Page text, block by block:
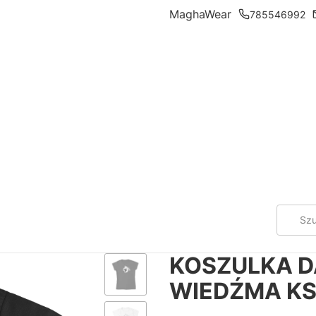
MaghaWear 785546992
KOSZULKA
WIEDŹMA